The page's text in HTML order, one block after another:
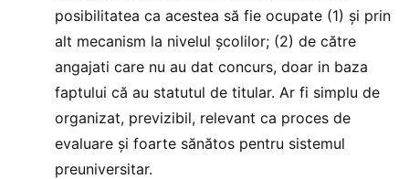
posibilitatea ca acestea să fie ocupate (1) şi prin
alt mecanism la nivelul şcolilor; (2) de către
angajati care nu au dat concurs, doar in baza
faptului că au statutul de titular. Ar fi simplu de
organizat, previzibil, relevant ca proces de
evaluare şi foarte sănătos pentru sistemul
preuniversitar.